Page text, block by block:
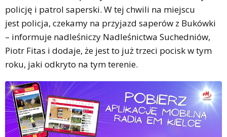
policję i patrol saperski. W tej chwili na miejscu
jest policja, czekamy na przyjazd saperów z Bukówki
– informuje nadleśniczy Nadleśnictwa Suchedniów,
Piotr Fitas i dodaje, że jest to już trzeci pocisk w tym
roku, jaki odkryto na tym terenie.